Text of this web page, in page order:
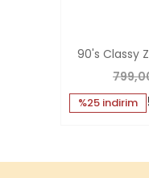
90's Classy
%25 indirim